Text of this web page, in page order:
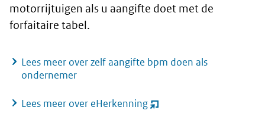
motorrijtuigen als u aangifte doet met de
forfaitaire tabel.
Lees meer over zelf aangifte bpm doen als
ondernemer
Lees meer over eHerkenning(opent